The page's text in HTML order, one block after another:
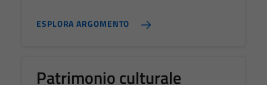
ESPLORA ARGOMENTO
Patrimonio culturale
per il